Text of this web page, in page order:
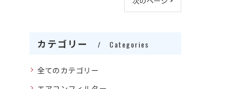
カテゴリー Categories
全てのカテゴリー